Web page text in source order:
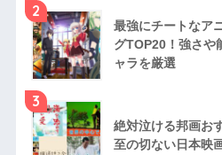
2
最強にチートなア
グTOP20！強さや
ャラを厳選
3
絶対泣ける邦画お
至の切ない日本映